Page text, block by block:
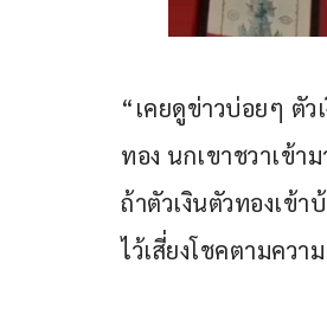
“เคยดูข่าวบ่อยๆ ตั
ทอง นกเขาชวาเข้า
ถ้าตัวเงินตัวทองเข้
ไว้เสี่ยงโชคตามควา